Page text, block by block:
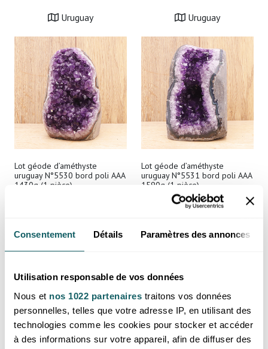
Consentement Détails Paramètres des annonces
Utilisation responsable de vos données
Nous et nos 1022 partenaires traitons vos données
personnelles, telles que votre adresse IP, en utilisant des
technologies comme les cookies pour stocker et accéder
à des informations sur votre appareil, afin de diffuser des
Uruguay Uruguay
Lot géode d’améthyste
uruguay N°5530 bord poli AAA
1430g (1 pièce)
Lot géode d’améthyste
uruguay N°5531 bord poli AAA
1590g (1 pièce)
Prix reservé aux professionnels,
vous inscrire ou de vous